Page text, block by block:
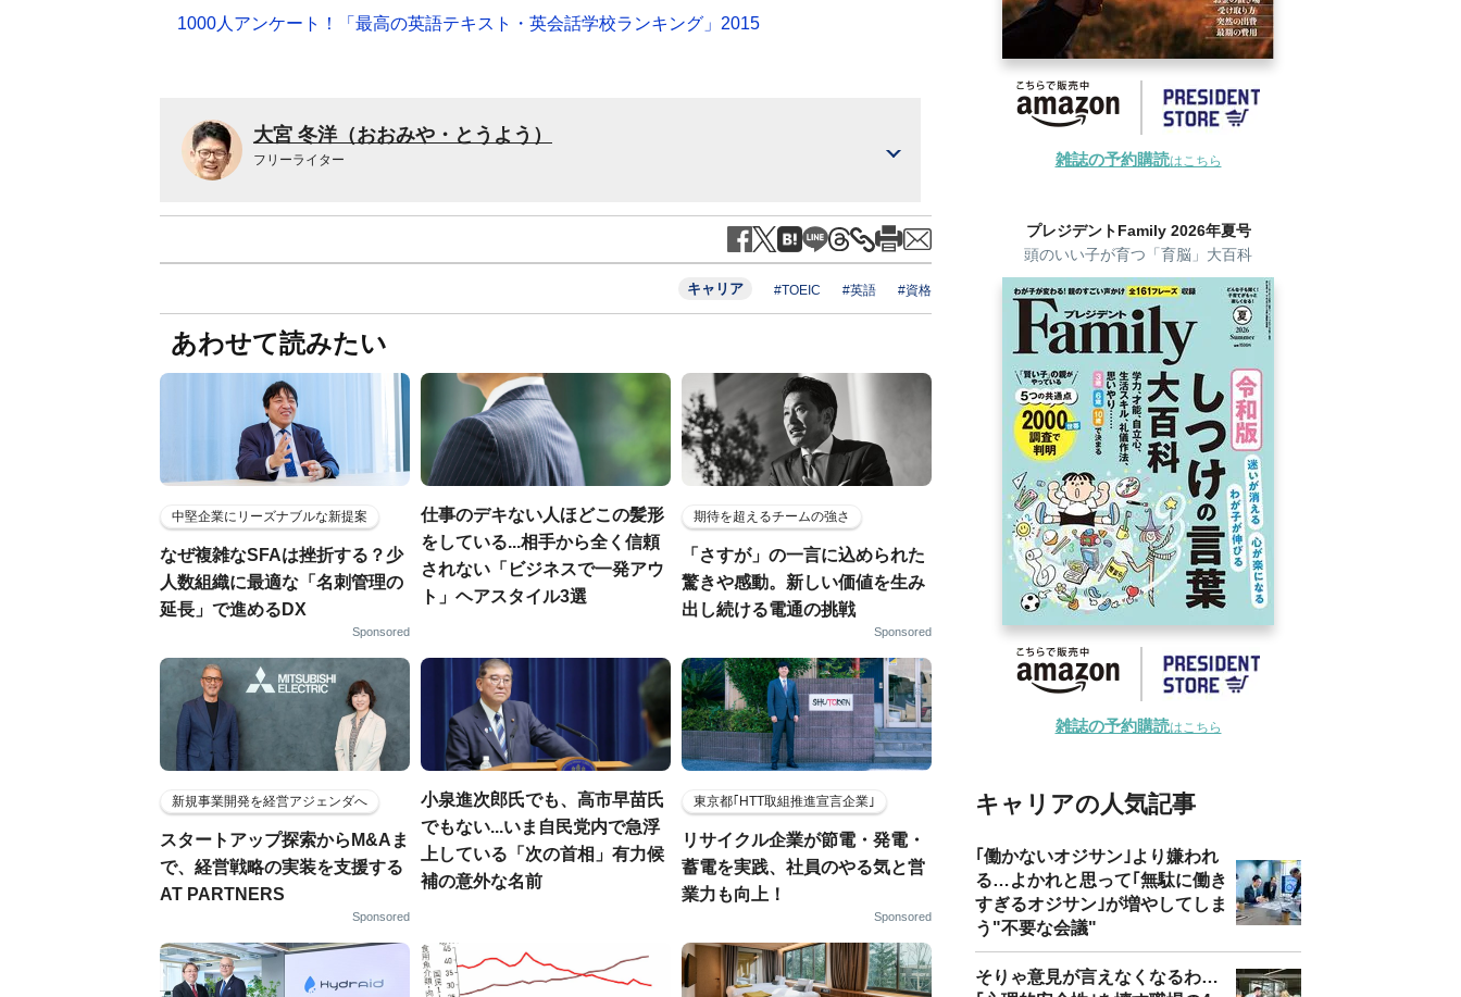
1000人アンケート！「最高の英語テキスト・英会話学校ランキング」2015
大宮 冬洋（おおみや・とうよう）
フリーライター
キャリア #TOEIC #英語 #資格
あわせて読みたい
中堅企業にリーズナブルな新提案
なぜ複雑なSFAは挫折する？少
人数組織に最適な「名刺管理の
延長」で進めるDX
Sponsored
仕事のデキない人ほどこの髪形
をしている...相手から全く信頼
されない「ビジネスで一発アウ
ト」ヘアスタイル3選
期待を超えるチームの強さ
「さすが」の一言に込められた
驚きや感動。新しい価値を生み
出し続ける電通の挑戦
Sponsored
新規事業開発を経営アジェンダへ
スタートアップ探索からM&Aま
で、経営戦略の実装を支援する
AT PARTNERS
Sponsored
小泉進次郎氏でも、高市早苗氏
でもない...いま自民党内で急浮
上している「次の首相」有力候
補の意外な名前
東京都｢HTT取組推進宣言企業｣
リサイクル企業が節電・発電・
蓄電を実践、社員のやる気と営
業力も向上！
Sponsored
雑誌の予約購読はこちら
プレジデントFamily 2026年夏号
頭のいい子が育つ「育脳」大百科
雑誌の予約購読はこちら
キャリアの人気記事
｢働かないオジサン｣より嫌われ
る…よかれと思って｢無駄に働き
すぎるオジサン｣が増やしてしま
う"不要な会議"
そりゃ意見が言えなくなるわ…